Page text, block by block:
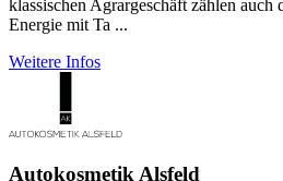
klassischen Agrargeschäft zählen
Energie mit Ta ...
Weitere Infos
Autokosmetik Alsfeld